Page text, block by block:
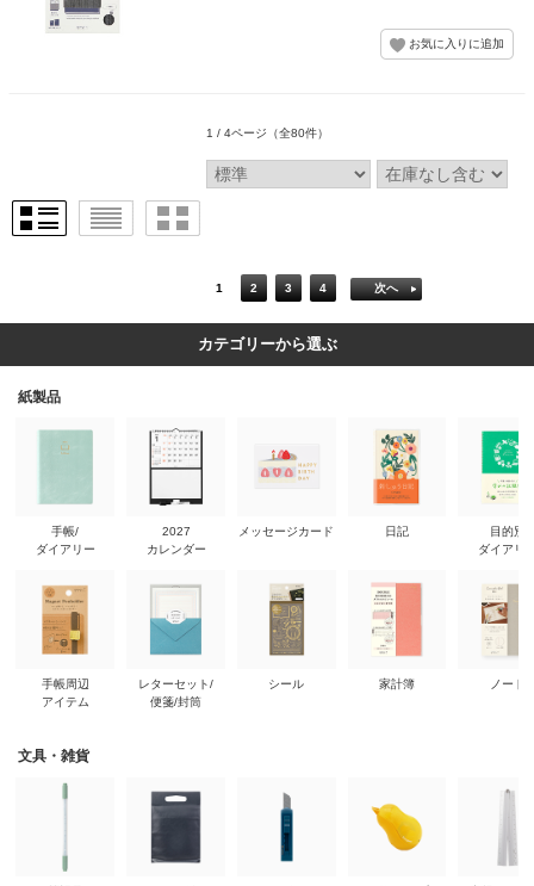
1 / 4ページ （全80件）
1 2 3 4 次へ
カテゴリーから選ぶ
紙製品
手帳/
ダイアリー
手帳周辺
アイテム
2027
カレンダー
レターセット/
便箋/封筒
メッセージカード
シール
日記
家計簿
目的別
ダイアリ
ノート
文具・雑貨